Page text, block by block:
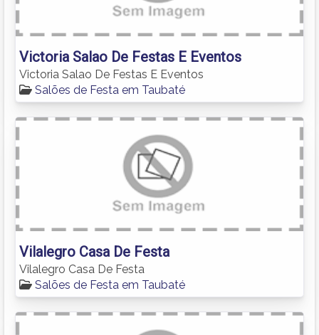
Victoria Salao De Festas E Eventos
Victoria Salao De Festas E Eventos
Salões de Festa em Taubaté
Vilalegro Casa De Festa
Vilalegro Casa De Festa
Salões de Festa em Taubaté